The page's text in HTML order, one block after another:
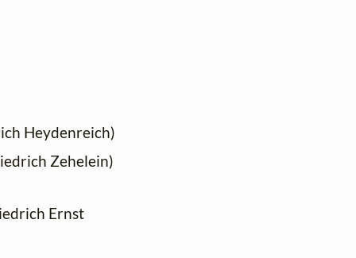
Heydenreich)
Zehelein)
Ernst